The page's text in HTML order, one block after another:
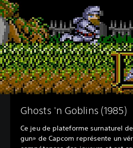
Ghosts 'n Goblins (1985)
Ce jeu de plateforme surnaturel
gun» de Capcom représente un